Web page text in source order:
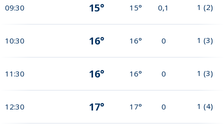
09:30 15° 15° 0,1 1 (2)
10:30 16° 16° 0 1 (3)
11:30 16° 16° 0 1 (3)
12:30 17° 17° 0 1 (4)